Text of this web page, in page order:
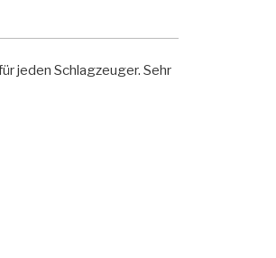
jeden Schlagzeuger. Sehr